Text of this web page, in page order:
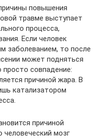
повышения
травме выступает
процесса,
Если человек
заболеванием, то после
может подняться
совпадение:
причиной жара. В
катализатором
причиной
человеческий мозг